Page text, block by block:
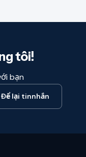
tôi!
bạn
Để lại tinnhắn